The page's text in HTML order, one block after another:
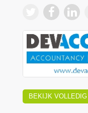
BEKIJK VOLLEDIG